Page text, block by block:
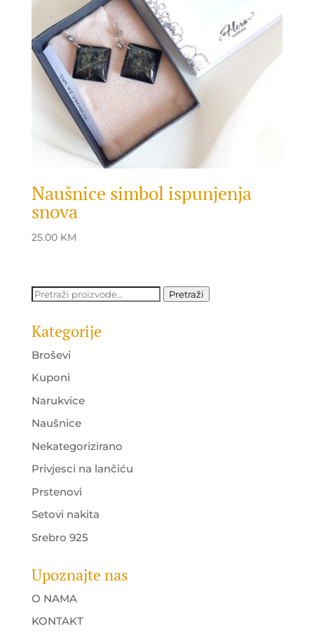
Naušnice simbol ispunjenja
snova
25.00 KM
Pretraži: Pretraži
Kategorije
Broševi
Kuponi
Narukvice
Naušnice
Nekategorizirano
Privjesci na lančiću
Prstenovi
Setovi nakita
Srebro 925
Upoznajte nas
O NAMA
KONTAKT